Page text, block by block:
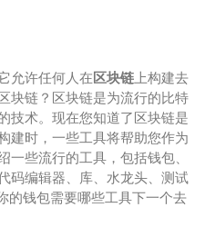
允许任何人在区块链 上构建去
块链？区块链是为流行的比特
技术。现在您知道了区块链是
建时，一些工具将帮助您作为
些流行的工具，包括钱包、
码编辑器、库、水龙头、测试
的钱包需要哪些工具下一个去